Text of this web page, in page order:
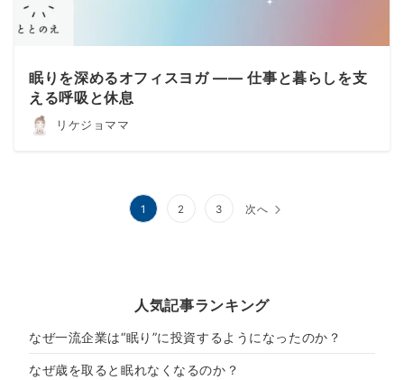
眠りを深めるオフィスヨガ —— 仕事と暮らしを支
える呼吸と休息
リケジョママ
ー
ジ
1 2 3 次へ
人気記事ランキング
なぜ一流企業は“眠り”に投資するようになったのか？
なぜ歳を取ると眠れなくなるのか？